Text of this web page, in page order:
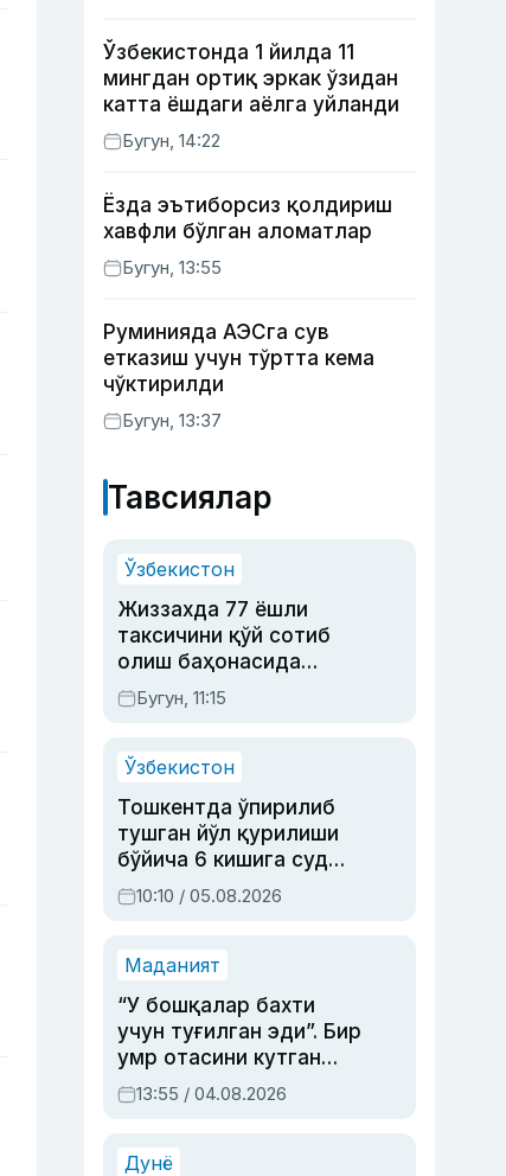
Ўзбекистонда 1 йилда 11
мингдан ортиқ эркак ўзидан
катта ёшдаги аёлга уйланди
Бугун, 14:22
Ёзда эътиборсиз қолдириш
хавфли бўлган аломатлар
Бугун, 13:55
Руминияда АЭСга сув
етказиш учун тўртта кема
чўктирилди
Бугун, 13:37
Тавсиялар
Ўзбекистон
Жиззахда 77 ёшли
таксичини қўй сотиб
олиш баҳонасида
яйловга олиб бориб
ўлдирган йигит 20
Бугун, 11:15
Ўзбекистон
Тошкентда ўпирилиб
тушган йўл қурилиши
бўйича 6 кишига суд
ҳукми ўқилди
10:10 / 05.08.2026
Маданият
“У бошқалар бахти
учун туғилган эди”. Бир
умр отасини кутган
актриса ва дубльяж
устаси Римма
синовларга тўла ҳаёти
13:55 / 04.08.2026
Дунё